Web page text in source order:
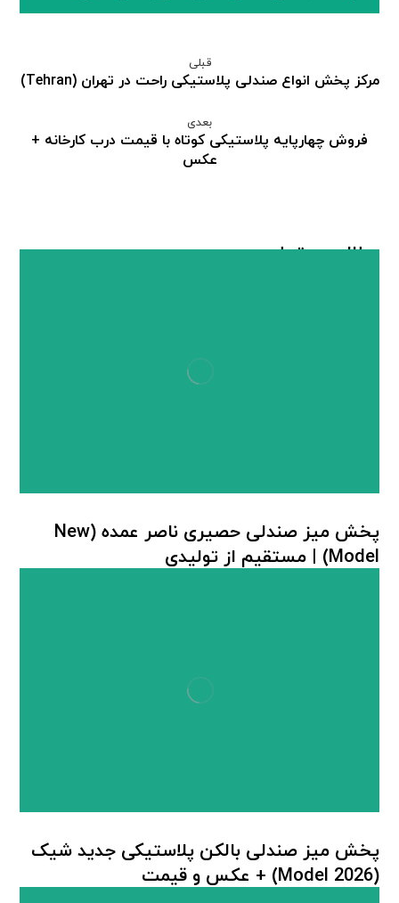
قبلی
مرکز پخش انواع صندلی پلاستیکی راحت در تهران (Tehran)
بعدی
فروش چهارپایه پلاستیکی کوتاه با قیمت درب کارخانه +
عکس
مطالب مرتبط ...
پخش میز صندلی حصیری ناصر عمده (New
Model) | مستقیم از تولیدی
پخش میز صندلی بالکن پلاستیکی جدید شیک
(Model 2026) + عكس و قيمت